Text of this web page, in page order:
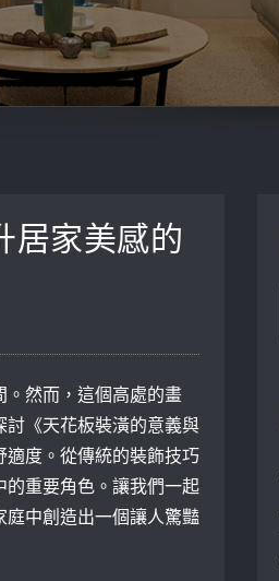
居家美感的
然而，這個高處的畫
《天花板裝潢的意義與
度。從傳統的裝飾技巧
重要角色。讓我們一起
中創造出一個讓人驚豔